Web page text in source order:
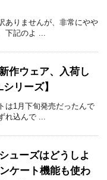
ありませんが、非常にやや
下記のよ ...
作ウェア、入荷し
リーズ】
は1月下旬発売だったんで
れ込んで ...
ューズはどうしよ
ケート機能も使わ